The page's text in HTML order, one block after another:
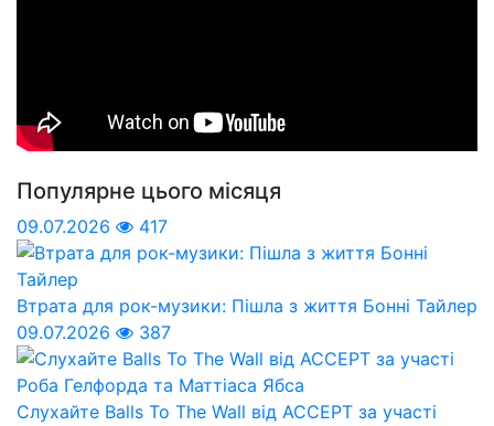
Популярне цього місяця
09.07.2026 417
Втрата для рок-музики: Пішла з життя Бонні Тайлер
09.07.2026
387
Слухайте Balls To The Wall від ACCEPT за участі